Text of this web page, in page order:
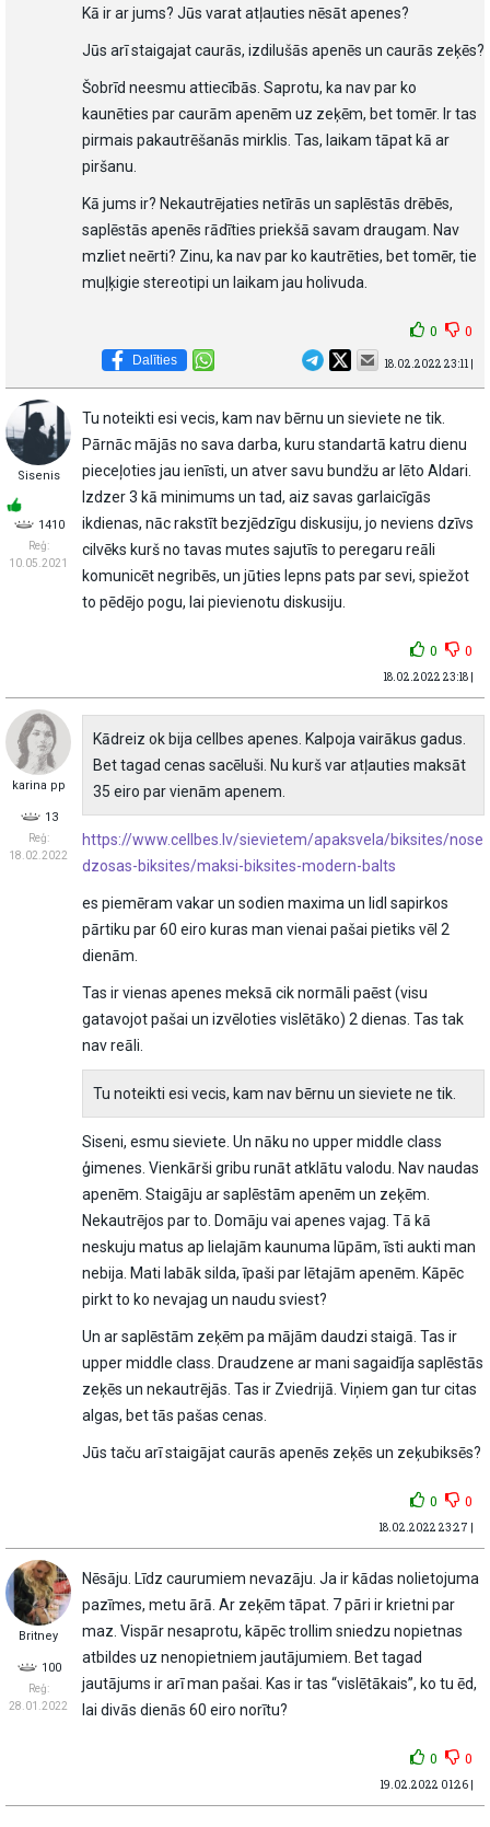
Kā ir ar jums? Jūs varat atļauties nēsāt apenes?
Jūs arī staigajat caurās, izdilušās apenēs un caurās zeķēs?
Šobrīd neesmu attiecībās. Saprotu, ka nav par ko
kaunēties par caurām apenēm uz zeķēm, bet tomēr. Ir tas
pirmais pakautrēšanās mirklis. Tas, laikam tāpat kā ar
piršanu.
Kā jums ir? Nekautrējaties netīrās un saplēstās drēbēs,
saplēstās apenēs rādīties priekšā savam draugam. Nav
mzliet neērti? Zinu, ka nav par ko kautrēties, bet tomēr, tie
muļķigie stereotipi un laikam jau holivuda.
0 0
Dalīties 18.02.2022 23:11 |
Sisenis
1410
Reģ:
10.05.2021
Tu noteikti esi vecis, kam nav bērnu un sieviete ne tik.
Pārnāc mājās no sava darba, kuru standartā katru dienu
pieceļoties jau ienīsti, un atver savu bundžu ar lēto Aldari.
Izdzer 3 kā minimums un tad, aiz savas garlaicīgās
ikdienas, nāc rakstīt bezjēdzīgu diskusiju, jo neviens dzīvs
cilvēks kurš no tavas mutes sajutīs to peregaru reāli
komunicēt negribēs, un jūties lepns pats par sevi, spiežot
to pēdējo pogu, lai pievienotu diskusiju.
0 0
18.02.2022 23:18 |
karina pp
13
Reģ:
18.02.2022
Kādreiz ok bija cellbes apenes. Kalpoja vairākus gadus.
Bet tagad cenas sacēluši. Nu kurš var atļauties maksāt
35 eiro par vienām apenem.
https://www.cellbes.lv/sievietem/apaksvela/biksites/nose
dzosas-biksites/maksi-biksites-modern-balts
es piemēram vakar un sodien maxima un lidl sapirkos
pārtiku par 60 eiro kuras man vienai pašai pietiks vēl 2
dienām.
Tas ir vienas apenes meksā cik normāli paēst (visu
gatavojot pašai un izvēloties vislētāko) 2 dienas. Tas tak
nav reāli.
Tu noteikti esi vecis, kam nav bērnu un sieviete ne tik.
Siseni, esmu sieviete. Un nāku no upper middle class
ģimenes. Vienkārši gribu runāt atklātu valodu. Nav naudas
apenēm. Staigāju ar saplēstām apenēm un zeķēm.
Nekautrējos par to. Domāju vai apenes vajag. Tā kā
neskuju matus ap lielajām kaunuma lūpām, īsti aukti man
nebija. Mati labāk silda, īpaši par lētajām apenēm. Kāpēc
pirkt to ko nevajag un naudu sviest?
Un ar saplēstām zeķēm pa mājām daudzi staigā. Tas ir
upper middle class. Draudzene ar mani sagaidīja saplēstās
zeķēs un nekautrējās. Tas ir Zviedrijā. Viņiem gan tur citas
algas, bet tās pašas cenas.
Jūs taču arī staigājat caurās apenēs zeķēs un zeķubiksēs?
0 0
18.02.2022 23:27 |
Britney
100
Reģ:
28.01.2022
Nēsāju. Līdz caurumiem nevazāju. Ja ir kādas nolietojuma
pazīmes, metu ārā. Ar zeķēm tāpat. 7 pāri ir krietni par
maz. Vispār nesaprotu, kāpēc trollim sniedzu nopietnas
atbildes uz nenopietniem jautājumiem. Bet tagad
jautājums ir arī man pašai. Kas ir tas “vislētākais”, ko tu ēd,
lai divās dienās 60 eiro norītu?
0 0
19.02.2022 01:26 |